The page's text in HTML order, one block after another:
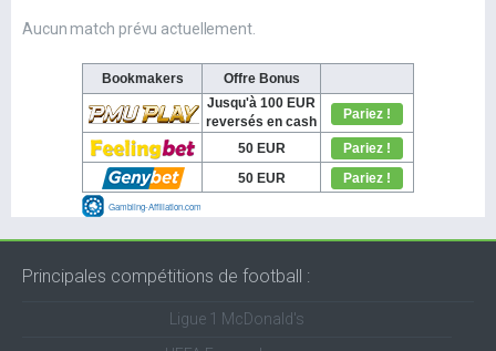
Aucun match prévu actuellement.
Principales compétitions de football :
Ligue 1 McDonald's